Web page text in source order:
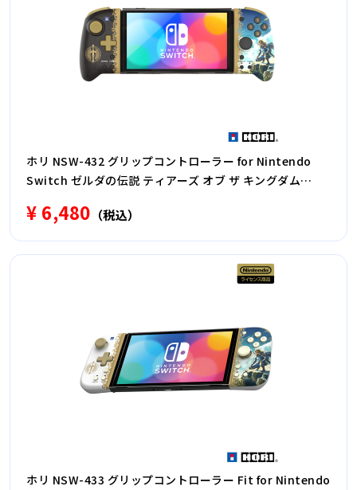
ホリ NSW-432 グリップコントローラー for Nintendo
Switch ゼルダの伝説 ティアーズ オブ ザ キングダム
¥ 6,480 （税込）
ホリ NSW-433 グリップコントローラー Fit for Nintendo